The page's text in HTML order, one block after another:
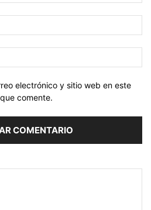
electrónico y sitio web en este
comente.